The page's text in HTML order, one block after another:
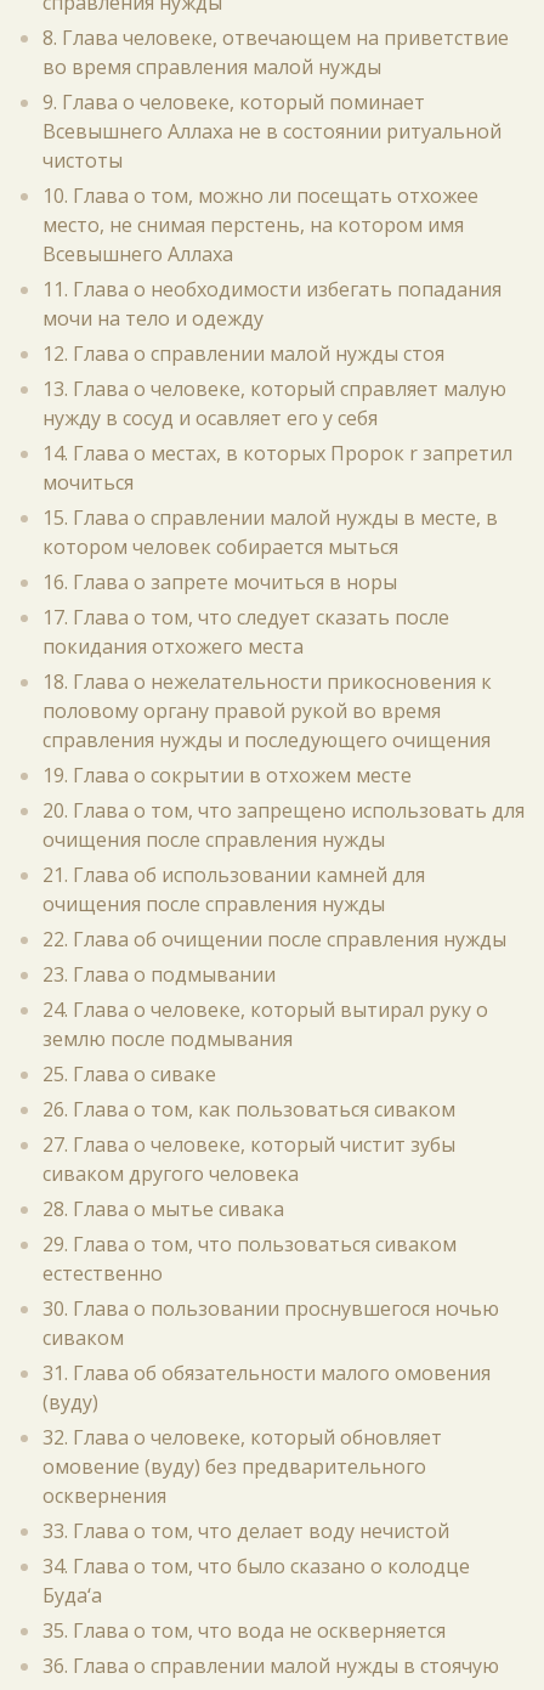
8. Глава человеке, отвечающем на приветствие
во время справления малой нужды
9. Глава о человеке, который поминает
Всевышнего Аллаха не в состоянии ритуальной
чистоты
10. Глава о том, можно ли посещать отхожее
место, не снимая перстень, на котором имя
Всевышнего Аллаха
11. Глава о необходимости избегать попадания
мочи на тело и одежду
12. Глава о справлении малой нужды стоя
13. Глава о человеке, который справляет малую
нужду в сосуд и осавляет его у себя
14. Глава о местах, в которых Пророк r запретил
мочиться
15. Глава о справлении малой нужды в месте, в
котором человек собирается мыться
16. Глава о запрете мочиться в норы
17. Глава о том, что следует сказать после
покидания отхожего места
18. Глава о нежелательности прикосновения к
половому органу правой рукой во время
справления нужды и последующего очищения
19. Глава о сокрытии в отхожем месте
20. Глава о том, что запрещено использовать для
очищения после справления нужды
21. Глава об использовании камней для
очищения после справления нужды
22. Глава об очищении после справления нужды
23. Глава о подмывании
24. Глава о человеке, который вытирал руку о
землю после подмывания
25. Глава о сиваке
26. Глава о том, как пользоваться сиваком
27. Глава о человеке, который чистит зубы
сиваком другого человека
28. Глава о мытье сивака
29. Глава о том, что пользоваться сиваком
естественно
30. Глава о пользовании проснувшегося ночью
сиваком
31. Глава об обязательности малого омовения
(вуду)
32. Глава о человеке, который обновляет
омовение (вуду) без предварительного
осквернения
33. Глава о том, что делает воду нечистой
34. Глава о том, что было сказано о колодце
Буда‘а
35. Глава о том, что вода не оскверняется
36. Глава о справлении малой нужды в стоячую